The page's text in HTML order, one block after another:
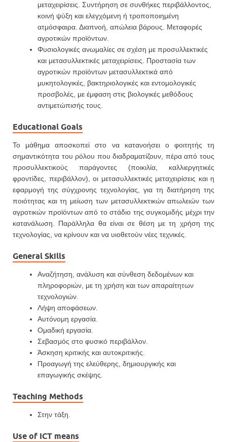
μεταχειρίσεις. Συντήρηση σε συνθήκες περιβάλλοντος,
κοινή ψύξη και ελεγχόμενη ή τροποποιημένη
ατμόσφαιρα. Διαπνοή, απώλεια βάρους. Μεταφορές
αγροτικών προϊόντων.
Φυσιολογικές ανωμαλίες σε σχέση με προσυλλεκτικές
και μετασυλλεκτικές μεταχειρίσεις. Προστασία των
αγροτικών προϊόντων μετασυλλεκτικά από
μυκητολογικές, βακτηριολογικές και εντομολογικές
προσβολές, με έμφαση στις βιολογικές μεθόδους
αντιμετώπισής τους.
Educational Goals
Το μάθημα αποσκοπεί στo να κατανοήσει ο φοιτητής τη
σημαντικότητα του ρόλου που διαδραματίζουν, πέρα από τους
προσυλλεκτικούς παράγοντες (ποικιλία, καλλιεργητικές
φροντίδες, περιβάλλον), οι μετασυλλεκτικές μεταχειρίσεις και η
εφαρμογή της σύγχρονης τεχνολογίας, για τη διατήρηση της
ποιότητας και τη μείωση των μετασυλλεκτικών απωλειών των
αγροτικών προϊόντων από το στάδιο της συγκομιδής μέχρι την
κατανάλωση. Παράλληλα θα είναι σε θέση με τη χρήση της
τεχνολογίας, να κρίνουν και να υιοθετούν νέες τεχνικές.
General Skills
Αναζήτηση, ανάλυση και σύνθεση δεδομένων και
πληροφοριών, με τη χρήση και των απαραίτητων
τεχνολογιών.
Λήψη αποφάσεων.
Αυτόνομη εργασία.
Ομαδική εργασία.
Σεβασμός στο φυσικό περιβάλλον.
Άσκηση κριτικής και αυτοκριτικής.
Προαγωγή της ελεύθερης, δημιουργικής και
επαγωγικής σκέψης.
Teaching Methods
Στην τάξη.
Use of ICT means